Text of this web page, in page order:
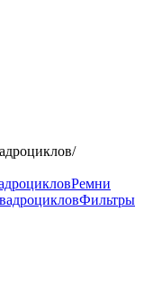
/
Ремни
Фильтры